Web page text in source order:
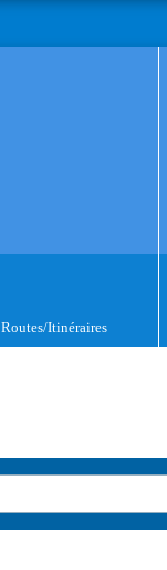
Routes/Itinéraires